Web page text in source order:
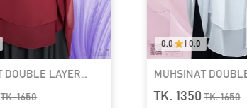
0.0 | 0.0
MUHSINAT DOUBLE LAYER
READY HIJAB | GT-1863